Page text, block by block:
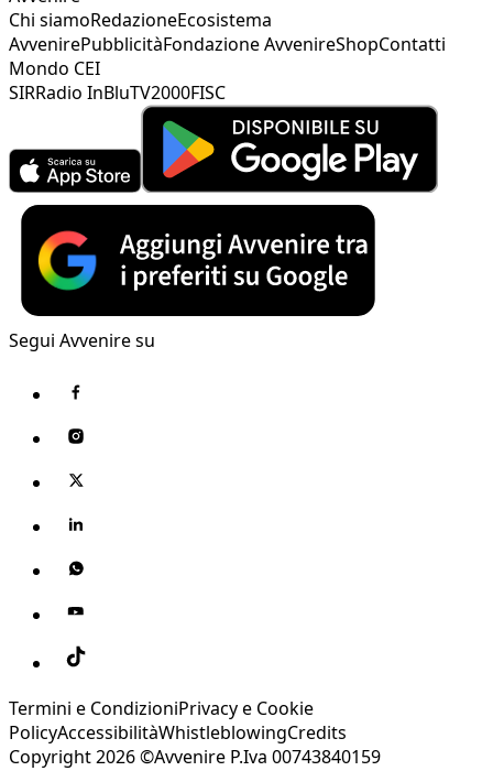
Chi siamoRedazioneEcosistema
AvvenirePubblicitàFondazione AvvenireShopContatti
Mondo CEI
SIRRadio InBluTV2000FISC
Segui Avvenire su
Termini e CondizioniPrivacy e Cookie
PolicyAccessibilitàWhistleblowingCredits
Copyright 2026 ©Avvenire P.Iva 00743840159